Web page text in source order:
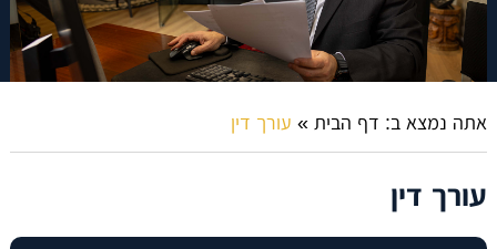
אתה נמצא ב: דף הבית » עורך דין
עורך דין